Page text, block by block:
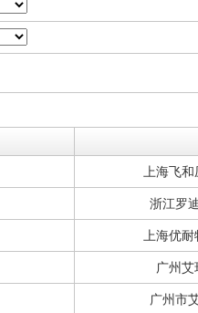
上海飞
浙江罗
上海优
广州
广州市